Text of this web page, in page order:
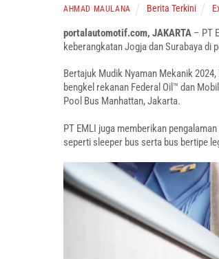
AHMAD MAULANA Berita Terkini
portalautomotif.com, JAKARTA – PT
keberangkatan Jogja dan Surabaya di
Bertajuk Mudik Nyaman Mekanik
bengkel rekanan Federal Oil™ dan
Pool Bus Manhattan, Jakarta.
PT EMLI juga memberikan
seperti sleeper bus serta bus bertipe